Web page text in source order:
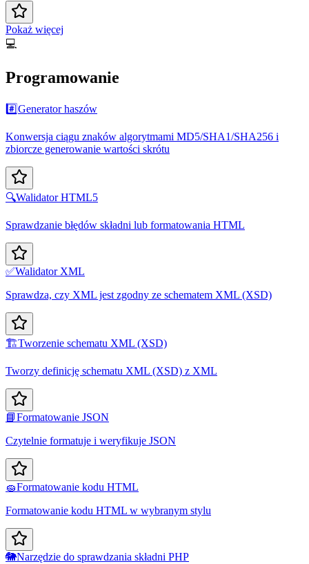
Pokaż więcej
💻
Programowanie
#️⃣Generator haszów
Konwersja ciągu znaków algorytmami MD5/SHA1/SHA256 i
zbiorcze generowanie wartości skrótu
🔍Walidator HTML5
Sprawdzanie błędów składni lub formatowania HTML
✅Walidator XML
Sprawdza, czy XML jest zgodny ze schematem XML (XSD)
🏗️Tworzenie schematu XML (XSD)
Tworzy definicję schematu XML (XSD) z XML
📘Formatowanie JSON
Czytelnie formatuje i weryfikuje JSON
🧽Formatowanie kodu HTML
Formatowanie kodu HTML w wybranym stylu
🐘Narzędzie do sprawdzania składni PHP